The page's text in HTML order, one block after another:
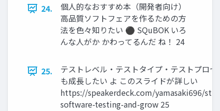
24.
個人的なおすすめ本（開発者向け）
高品質ソフトフェアを作るための方
法を色々知りたい ⚫ SQuBOK いろ
んな人がか かわってるんだ ね！ 24
25.
テストレベル・テストタイプ・テストプロセ
も成長したい よ このスライドが詳しい
https://speakerdeck.com/yamasaki696/
software-testing-and-grow 25